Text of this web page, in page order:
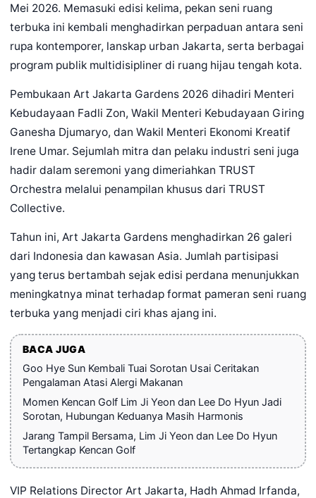
Mei 2026. Memasuki edisi kelima, pekan seni ruang
terbuka ini kembali menghadirkan perpaduan antara seni
rupa kontemporer, lanskap urban Jakarta, serta berbagai
program publik multidisipliner di ruang hijau tengah kota.
Pembukaan Art Jakarta Gardens 2026 dihadiri Menteri
Kebudayaan Fadli Zon, Wakil Menteri Kebudayaan Giring
Ganesha Djumaryo, dan Wakil Menteri Ekonomi Kreatif
Irene Umar. Sejumlah mitra dan pelaku industri seni juga
hadir dalam seremoni yang dimeriahkan TRUST
Orchestra melalui penampilan khusus dari TRUST
Collective.
Tahun ini, Art Jakarta Gardens menghadirkan 26 galeri
dari Indonesia dan kawasan Asia. Jumlah partisipasi
yang terus bertambah sejak edisi perdana menunjukkan
meningkatnya minat terhadap format pameran seni ruang
terbuka yang menjadi ciri khas ajang ini.
BACA JUGA
Goo Hye Sun Kembali Tuai Sorotan Usai Ceritakan
Pengalaman Atasi Alergi Makanan
Momen Kencan Golf Lim Ji Yeon dan Lee Do Hyun Jadi
Sorotan, Hubungan Keduanya Masih Harmonis
Jarang Tampil Bersama, Lim Ji Yeon dan Lee Do Hyun
Tertangkap Kencan Golf
VIP Relations Director Art Jakarta, Hadh Ahmad Irfanda,